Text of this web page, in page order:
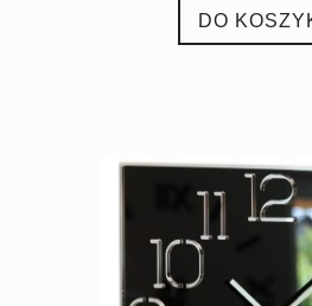
DO